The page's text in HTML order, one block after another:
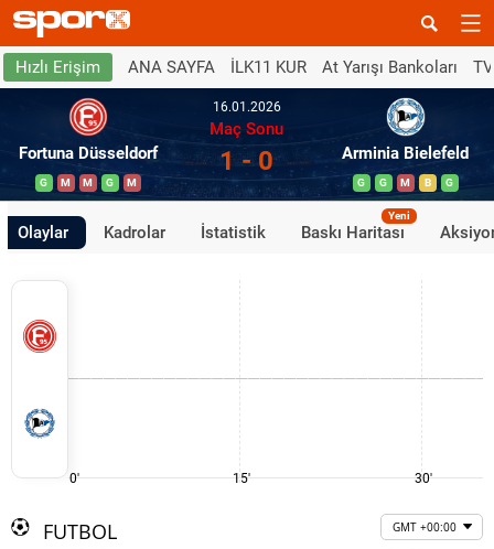
Hızlı Erişim ANA SAYFA İLK11 KUR At Yarışı Bankoları
Fortuna Düsseldorf
G M M G M
16.01.2026
Maç Sonu
1 - 0 Arminia Bielefeld
G G M B G
Olaylar Kadrolar İstatistik Baskı Haritası
Yeni
0' 15' 30'
FUTBOL GMT +00:00